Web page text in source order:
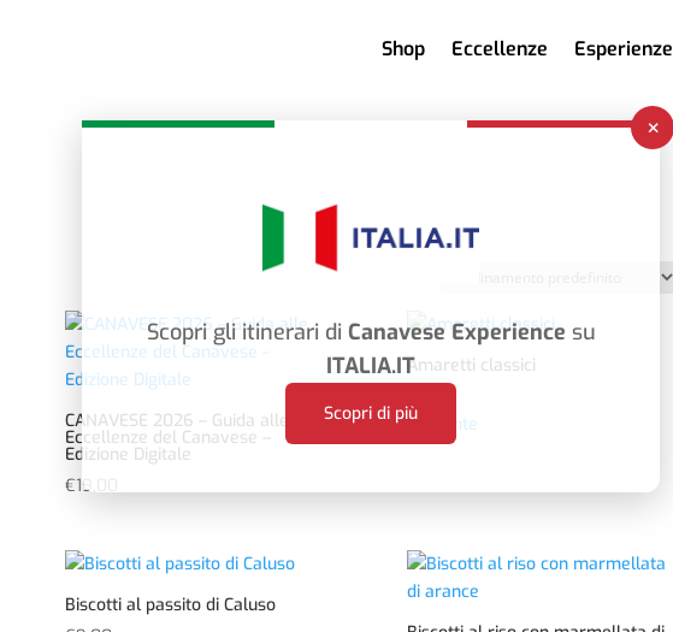
Shop Eccellenze Esperienze
CANAVESE 2026 – Guida alle
Eccellenze del Canavese –
Edizione Digitale
€19,00
Amaretti classici
Bonfante
Biscotti al passito di Caluso
×
Scopri gli itinerari di Canavese Experience su
ITALIA.IT
Scopri di più